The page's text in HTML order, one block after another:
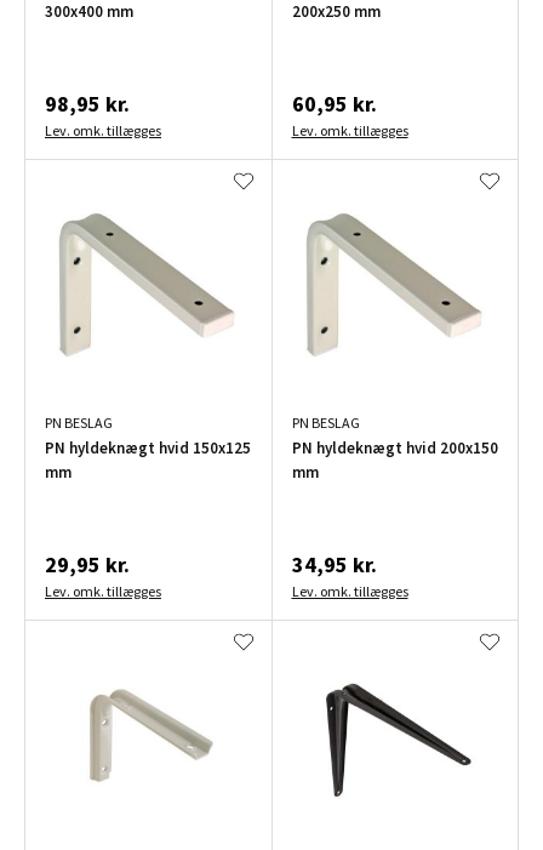
300x400 mm
98,95 kr.
Lev. omk. tillægges
200x250 mm
60,95 kr.
Lev. omk. tillægges
PN BESLAG
PN hyldeknægt hvid 150x125
mm
29,95 kr.
Lev. omk. tillægges
PN BESLAG
PN hyldeknægt hvid 200x150
mm
34,95 kr.
Lev. omk. tillægges